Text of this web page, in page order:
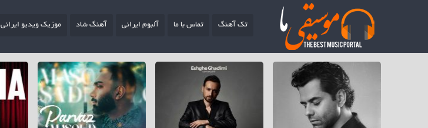
تک آهنگ تماس با ما آلبوم ایرانی آهنگ شاد موزیک ویدیو ایرانی